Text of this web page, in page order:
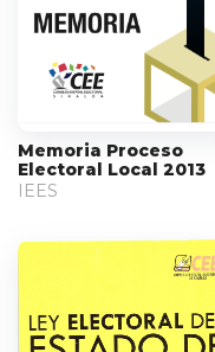
Memoria Proceso
Electoral Local 2013
IEES